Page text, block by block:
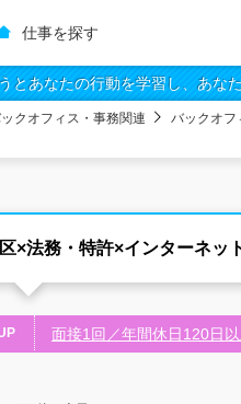
仕事を探す
とあなたの行動を学習し、あな
クオフィス・事務関連 バックオフ
×法務・特許×インターネッ
面接1回／年間休日120日